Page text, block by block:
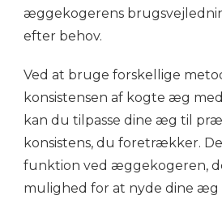
æggekogerens
efter behov.
Ved at bruge forskellige
konsistensen af kogte æg
kan du tilpasse dine æg til
konsistens, du foretrækker.
funktion ved æggekogeren,
mulighed for at nyde dine æg